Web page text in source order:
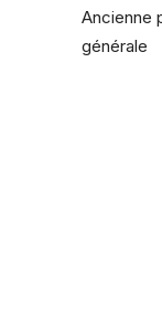
Ancienne
générale